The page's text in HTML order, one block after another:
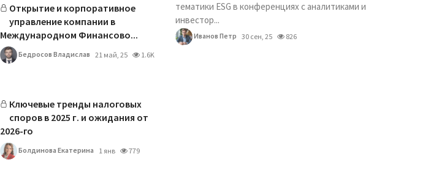
Открытие и корпоративное
управление компании в
Международном Финансово...
Бедросов Владислав 21 май, 25 1.6K
Ключевые тренды налоговых
споров в 2025 г. и ожидания от
2026-го
Болдинова Екатерина 1 янв 779
тематики ESG в конференциях с аналитиками и
инвестор...
Иванов Петр 30 сен, 25 826